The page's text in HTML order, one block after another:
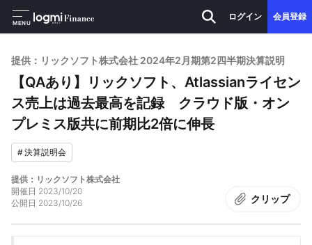
MENU
ログイン 会員登録
提供：リックソフト株式会社 2024年2月期第2四半期決算説明
【QAあり】リックソフト、Atlassianライセン
ス売上は過去最高を記録 クラウド版・オン
プレミス版共に前期比2倍に伸長
#決算説明会
提供：リックソフト株式会社
開催日 2023/10/20
公開日 2023/10/26 クリップ